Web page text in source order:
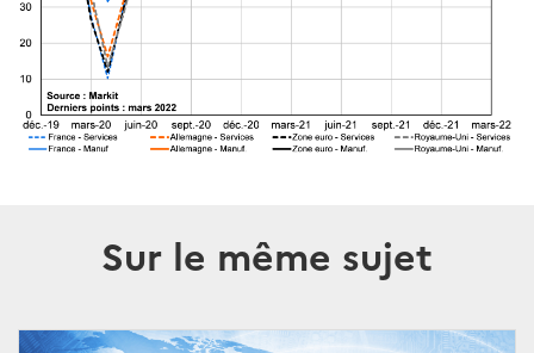
Sur le même sujet